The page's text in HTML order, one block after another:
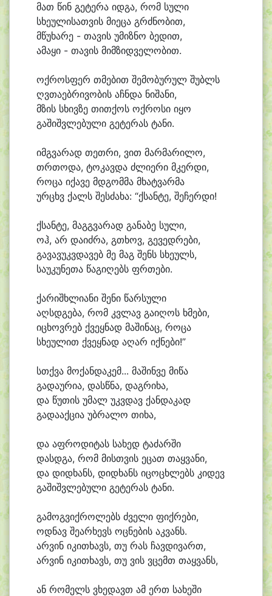
მათ წინ გეტერა იდგა, რომ სული
სხეულისათვის მიეცა გრძნობით,
მწუხარე - თავის უმიზნო ბედით,
ამაყი - თავის მიმზიდველობით.
ოქროსფერ თმებით შემობურულ შუბლს
ღვთაებრივობის აჩნდა ნიშანი,
მზის სხივზე თითქოს ოქროსი იყო
გაშიშვლებული გეტერას ტანი.
იმგვარად თეთრი, ვით მარმარილო,
თრთოდა, ტოკავდა ძლიერი მკერდი,
როცა იქავე მდგომმა მხატვარმა
ურცხვ ქალს შესძახა: “ქსანტე, შეჩერდი!
ქსანტე, მაგგვარად განაბე სული,
ოჰ, არ დაიძრა, გთხოვ, გევედრები,
გავავუკვდავებ მე მაგ შენს სხეულს,
საუკუნეთა წაგიღებს ფრთები.
ქარიშხლიანი შენი წარსული
აღსდგება, რომ კვლავ გაიღოს ხმები,
იცხოვრებ ქვეყნად მაშინაც, როცა
სხეულით ქვეყნად აღარ იქნები!”
სთქვა მოქანდაკემ... მაშინვე მიწა
გადაურია, დასწნა, დაგრიხა,
და წუთის უმალ უკვდავ ქანდაკად
გადააქცია უბრალო თიხა,
და აფროდიტას სახედ ტაძარში
დასდგა, რომ მისთვის ეცათ თაყვანი,
და დიდხანს, დიდხანს იცოცხლებს კიდევ
გაშიშვლებული გეტერას ტანი.
გამოგვიქროლებს ძველი ფიქრები,
ოდნავ შეარხევს ოცნების აკვანს.
არვინ იკითხავს, თუ რას ჩავდივართ,
არვინ იკითხავს, თუ ვის ვცემთ თაყვანს,
ან რომელს ვხედავთ ამ ერთ სახეში